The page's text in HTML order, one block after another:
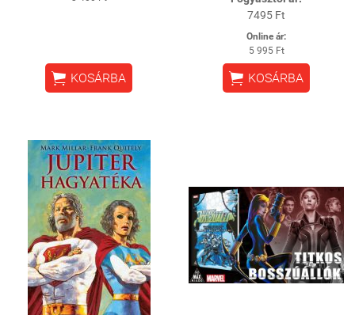
 KOSÁRBA
7495 Ft
Online ár:
5 995 Ft
 KOSÁRBA